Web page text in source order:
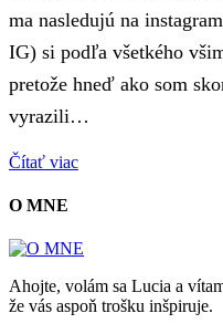
ma nasledujú na
IG) si podľa všetkého
pretože hneď ako som
vyrazili…
Čítať viac
O MNE
Ahojte, volám sa Lucia a
že vás aspoň trošku inšpiruje.